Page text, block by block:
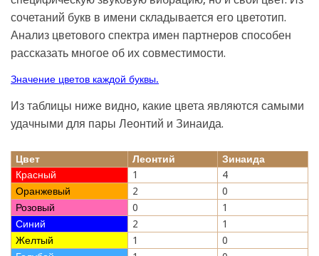
сочетаний букв в имени складывается его цветотип.
Анализ цветового спектра имен партнеров способен
рассказать многое об их совместимости.
Значение цветов каждой буквы.
Из таблицы ниже видно, какие цвета являются самыми
удачными для пары Леонтий и Зинаида.
Цвет Леонтий
Зинаида
Красный
1
4
Оранжевый
2
0
Розовый
0
1
Синий
2
1
Желтый
1
0